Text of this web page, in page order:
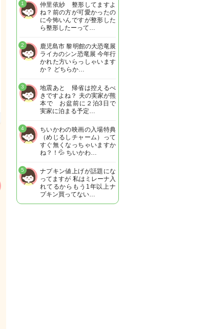
仲里依紗 整形してますよ
ね？前の方が可愛かったの
に今怖いんですが整形した
ら整形したーって…
1
鹿児島市 黎明館の大恐竜展
ライカのシン恐竜展 今年行
かれた方いらっしゃいます
か？ どちらか…
2
地震あと 帰省は控えるべ
きですよね？ 夫の実家が熊
本で お盆前に２泊3日で
実家に泊まる予定…
3
ちいかわの映画の入場特典
（めじるしチャーム）って
すぐ無くなっちゃいますか
ね？！💦 ちいかわ…
4
ナプキン値上げが話題にな
ってますが 私はミレーナ入
れてるからもう1年以上ナ
プキン買ってない…
5